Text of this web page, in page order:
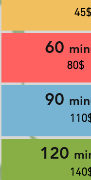
45$
60
80$
90
120